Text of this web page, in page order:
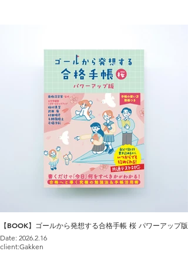
【BOOK】ゴールから発想する合格手帳 桜 パワーアップ版
Date: 2026.2.16
client:Gakken